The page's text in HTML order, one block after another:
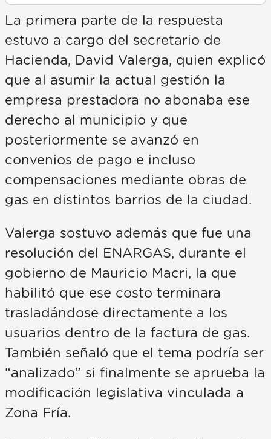
La primera parte de la respuesta
estuvo a cargo del secretario de
Hacienda, David Valerga, quien explicó
que al asumir la actual gestión la
empresa prestadora no abonaba ese
derecho al municipio y que
posteriormente se avanzó en
convenios de pago e incluso
compensaciones mediante obras de
gas en distintos barrios de la ciudad.
Valerga sostuvo además que fue una
resolución del ENARGAS, durante el
gobierno de Mauricio Macri, la que
habilitó que ese costo terminara
trasladándose directamente a los
usuarios dentro de la factura de gas.
También señaló que el tema podría ser
“analizado” si finalmente se aprueba la
modificación legislativa vinculada a
Zona Fría.